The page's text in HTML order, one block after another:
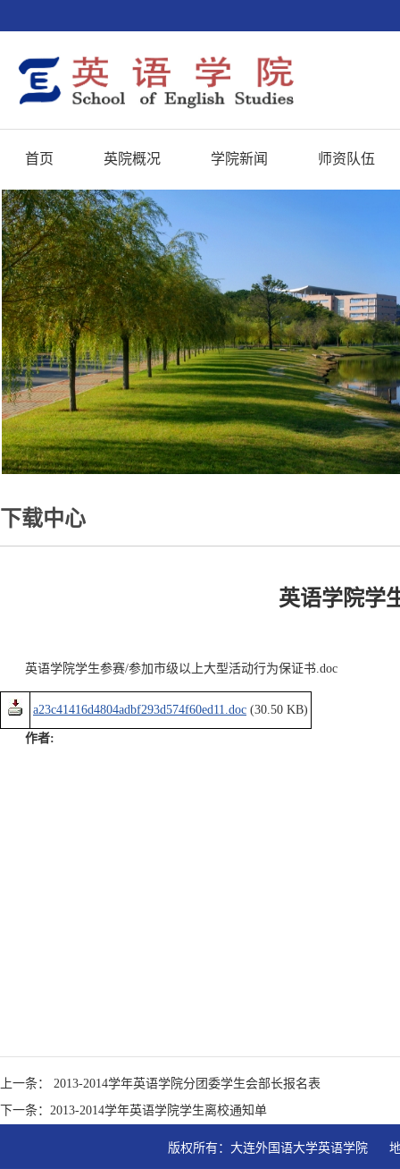
首页 英院概况 学院新闻 师资队伍
下载中心
英语学院学
英语学院学生参赛/参加市级以上大型活动行为保证书.doc
a23c41416d4804adbf293d574f60ed11.doc (30.50 KB)
作者:
上一条： 2013-2014学年英语学院分团委学生会部长报名表
下一条：2013-2014学年英语学院学生离校通知单
版权所有：大连外国语大学英语学院